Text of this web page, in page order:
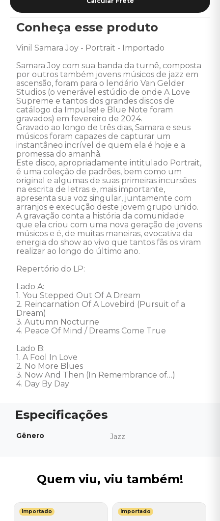
Conheça esse produto
Vinil Samara Joy - Portrait - Importado
Samara Joy com sua banda da turnê, composta
por outros também jovens músicos de jazz em
ascensão, foram para o lendário Van Gelder
Studios (o venerável estúdio de onde A Love
Supreme e tantos dos grandes discos de
catálogo da Impulse! e Blue Note foram
gravados) em fevereiro de 2024.
Gravado ao longo de três dias, Samara e seus
músicos foram capazes de capturar um
instantâneo incrível de quem ela é hoje e a
promessa do amanhã.
Este disco, apropriadamente intitulado Portrait,
é uma coleção de padrões, bem como um
original e algumas de suas primeiras incursões
na escrita de letras e, mais importante,
apresenta sua voz singular, juntamente com
arranjos e execução deste jovem grupo unido.
A gravação conta a história da comunidade
que ela criou com uma nova geração de jovens
músicos e é, de muitas maneiras, evocativa da
energia do show ao vivo que tantos fãs os viram
realizar ao longo do último ano.
Repertório do LP:
Lado A:
1. You Stepped Out Of A Dream
2. Reincarnation Of A Lovebird (Pursuit of a
Dream)
3. Autumn Nocturne
4. Peace Of Mind / Dreams Come True
Lado B:
1. A Fool In Love
2. No More Blues
3. Now And Then (In Remembrance of…)
4. Day By Day
Gênero Jazz
Quem viu, viu também!
Importado Importado